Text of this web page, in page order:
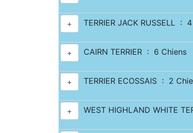
+ TERRIER JACK RUSSELL :
+ CAIRN TERRIER : 6 Chiens
+ TERRIER ECOSSAIS : 2
+ WEST HIGHLAND WHITE